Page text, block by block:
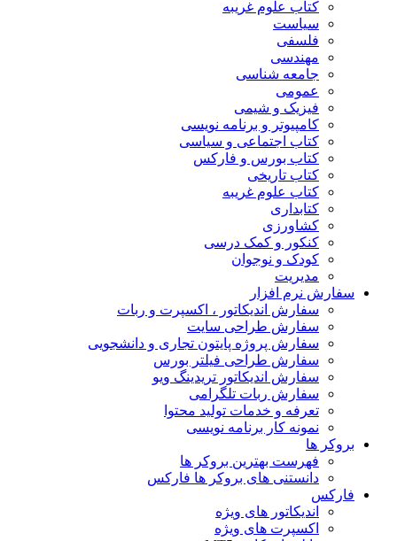
کتاب علوم غریبه
سیاست
فلسفی
مهندسی
جامعه شناسی
عمومی
فیزیک و شیمی
کامپیوتر و برنامه نویسی
کتاب اجتماعی و سیاسی
کتاب بورس و فارکس
کتاب تاریخی
کتاب علوم غریبه
کتابداری
کشاورزی
کنکور و کمک‌ درسی
کودک و نوجوان
مدیریت
سفارش نرم افزار
سفارش اندیکاتور ، اکسپرت و ربات
سفارش طراحی سایت
سفارش پروژه پایتون تجاری و دانشجویی
سفارش طراحی فیلتر بورس
سفارش اندیکاتور تریدینگ ویو
سفارش ربات تلگرامی
تعرفه و خدمات تولید محتوا
نمونه کار برنامه نویسی
بروکر ها
فهرست بهترین بروکر ها
دانستنی های بروکر ها فارکس
فارکس
اندیکاتور های ویژه
اکسپرت های ویژه